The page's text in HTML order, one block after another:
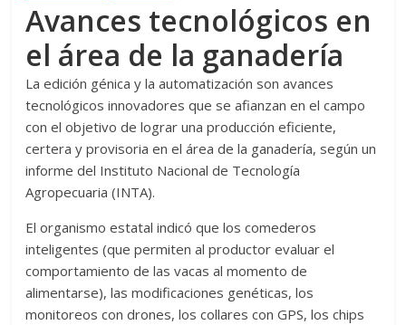
Avances tecnológicos en
el área de la ganadería
La edición génica y la automatización son avances
tecnológicos innovadores que se afianzan en el campo
con el objetivo de lograr una producción eficiente,
certera y provisoria en el área de la ganadería, según un
informe del Instituto Nacional de Tecnología
Agropecuaria (INTA).
El organismo estatal indicó que los comederos
inteligentes (que permiten al productor evaluar el
comportamiento de las vacas al momento de
alimentarse), las modificaciones genéticas, los
monitoreos con drones, los collares con GPS, los chips